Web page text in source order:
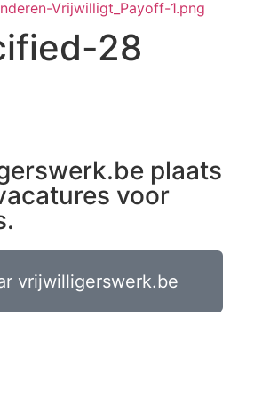
28
plaats
voor
vrijwilligerswerk.be